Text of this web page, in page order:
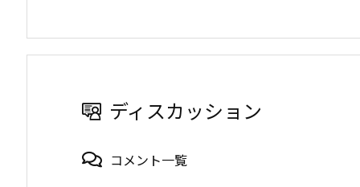
ディスカッション
コメント一覧